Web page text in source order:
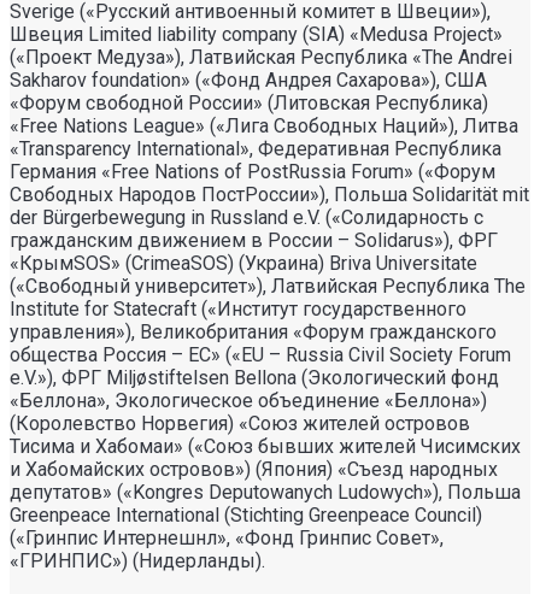
Sverige («Русский антивоенный комитет в Швеции»),
Швеция Limited liability company (SIA) «Medusa Project»
(«Проект Медуза»), Латвийская Республика «The Andrei
Sakharov foundation» («Фонд Андрея Сахарова»), США
«Форум свободной России» (Литовская Республика)
«Free Nations League» («Лига Свободных Наций»), Литва
«Transparеncy International», Федеративная Республика
Германия «Free Nations of PostRussia Forum» («Форум
Свободных Народов ПостРоссии»), Польша Solidarität mit
der Bürgerbewegung in Russland e.V. («Солидарность с
гражданским движением в России – Solidarus»), ФРГ
«КрымSOS» (CrimeaSOS) (Украина) Briva Universitate
(«Свободный университет»), Латвийская Республика The
Institute for Statecraft («Институт государственного
управления»), Великобритания «Форум гражданского
общества Россия – ЕС» («EU – Russia Civil Society Forum
e.V.»), ФРГ Miljøstiftelsen Bellona (Экологический фонд
«Беллона», Экологическое объединение «Беллона»)
(Королевство Норвегия) «Союз жителей островов
Тисима и Хабомаи» («Союз бывших жителей Чисимских
и Хабомайских островов») (Япония) «Съезд народных
депутатов» («Kongres Deputowanych Ludowych»), Польша
Greenpeace International (Stichting Greenpeace Council)
(«Гринпис Интернешнл», «Фонд Гринпис Совет»,
«ГРИНПИС») (Нидерланды).